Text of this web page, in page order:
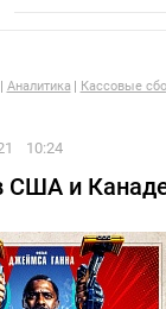
Аналитика Кассовые
10:24
и Канаде